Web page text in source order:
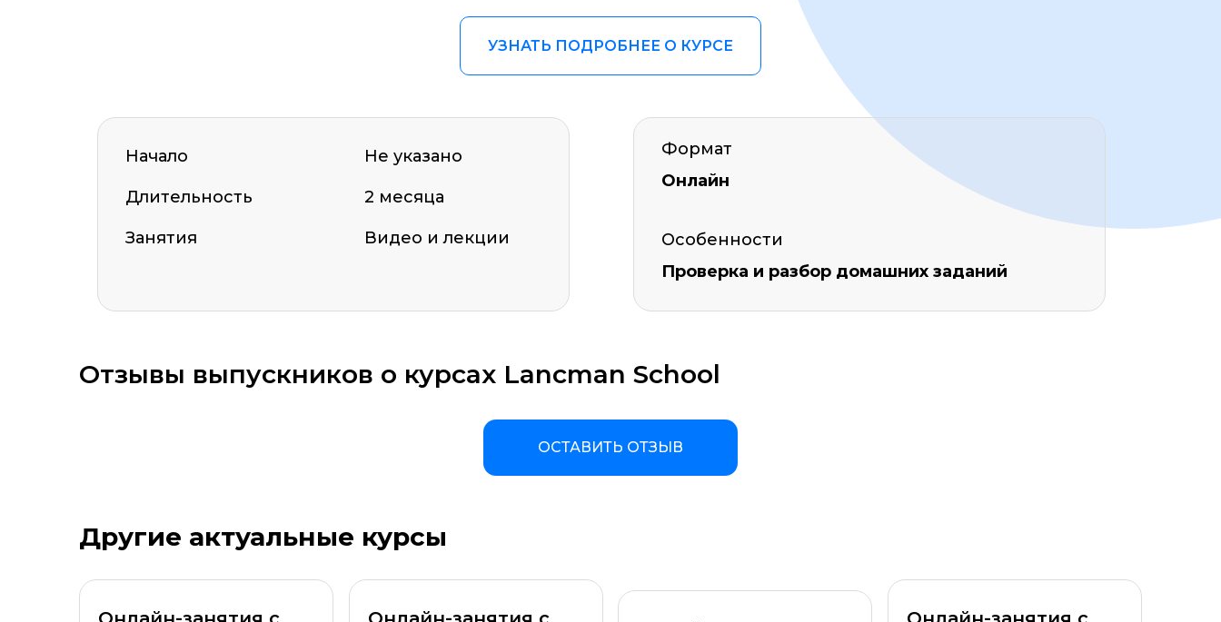
Другое
Рукоделие
УЗНАТЬ ПОДРОБНЕЕ О КУРСЕ
Начало
Длительность
Занятия
Не указано
2 месяца
Видео и лекции
Формат
Онлайн
Особенности
Проверка и разбор домашних заданий
Отзывы выпускников о курсах Lancman School
ОСТАВИТЬ ОТЗЫВ
Другие актуальные курсы
Стоимость * Подача материала * Уровень организации *